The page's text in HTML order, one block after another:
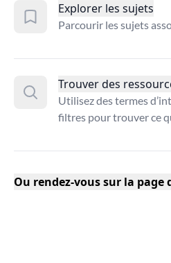
Explorer les sujets
Parcourir les sujets
Trouver des
Utilisez des termes
filtres pour trouver ce
Ou rendez-vous sur la page